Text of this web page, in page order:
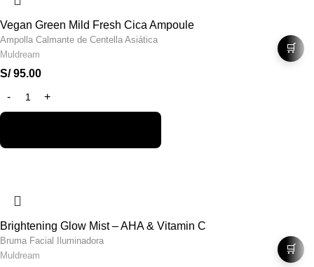
Vegan Green Mild Fresh Cica Ampoule
Ampolla Calmante de Centella Asiática
Muldream
S/95.00
🛒
Brightening Glow Mist – AHA & Vitamin C
Bruma Facial Iluminadora
Muldream
🛒